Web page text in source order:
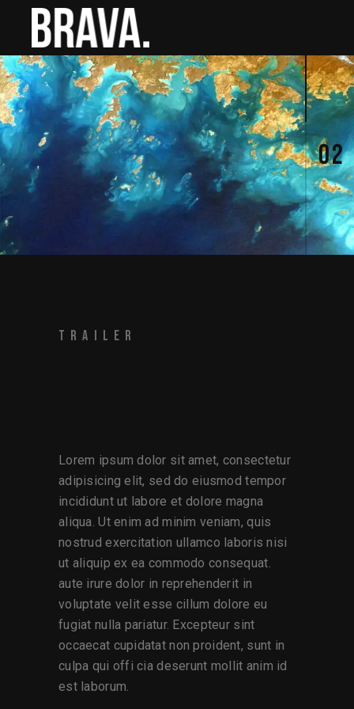
02
TRAILER
Lorem ipsum dolor sit amet, consectetur
adipisicing elit, sed do eiusmod tempor
incididunt ut labore et dolore magna
aliqua. Ut enim ad minim veniam, quis
nostrud exercitation ullamco laboris nisi
ut aliquip ex ea commodo consequat.
aute irure dolor in reprehenderit in
voluptate velit esse cillum dolore eu
fugiat nulla pariatur. Excepteur sint
occaecat cupidatat non proident, sunt in
culpa qui offi cia deserunt mollit anim id
est laborum.